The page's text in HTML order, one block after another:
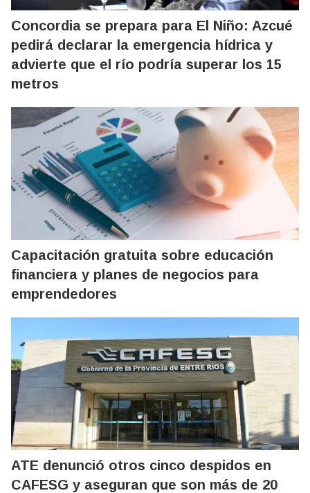
Concordia se prepara para El Niño: Azcué
pedirá declarar la emergencia hídrica y
advierte que el río podría superar los 15
metros
Capacitación gratuita sobre educación
financiera y planes de negocios para
emprendedores
ATE denunció otros cinco despidos en
CAFESG y aseguran que son más de 20